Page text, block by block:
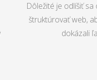
Dôležité je odlíšiť
štruktúrovať web,
dokázali